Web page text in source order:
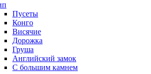
Пусеты
Конго
Висячие
Дорожка
Груша
Английский замок
С большим камнем